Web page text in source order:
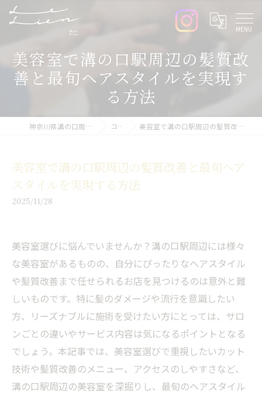
美容室で溝の口駅周辺の髪質改
善と最旬ヘアスタイルを実現す
る方法
神奈川県溝の口周辺の美容室ならLe lien コラム 美容室で溝の口駅周辺の髪質改善と最旬ヘアスタイルを実現する方法
美容室で溝の口駅周辺の髪質改善と最旬ヘア
スタイルを実現する方法
2025/11/28
美容室選びに悩んでいませんか？溝の口駅周辺には様々
な美容室があるものの、自分にぴったりなヘアスタイル
や髪質改善まで任せられるお店を見つけるのは意外と難
しいものです。特に髪のダメージや流行を意識したい
方、リーズナブルに施術を受けたい方にとっては、サロ
ンごとの違いやサービス内容は気になるポイントとなる
でしょう。本記事では、美容室選びで重視したいカット
技術や髪質改善のメニュー、アクセスのしやすさなど、
溝の口駅周辺の美容室を深掘りし、最旬のヘアスタイル